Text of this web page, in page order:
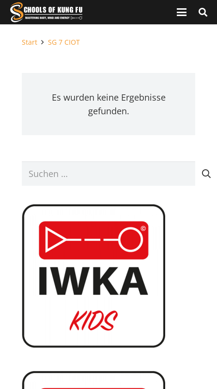
Start SG 7 CIOT
Es wurden keine Ergebnisse
gefunden.
Suchen